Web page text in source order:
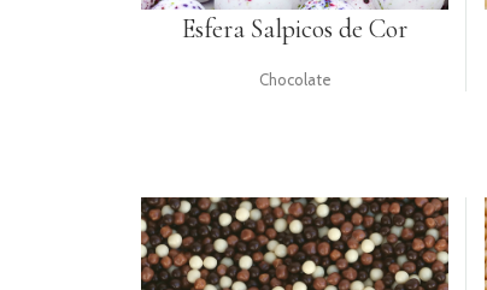
Esfera Salpicos de Cor
Chocolate